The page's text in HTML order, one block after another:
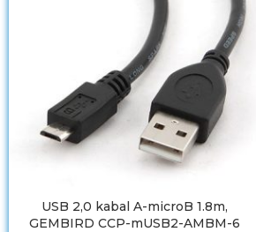
USB 2,0 kabal A-microB 1.8m,
GEMBIRD CCP-mUSB2-AMBM-6